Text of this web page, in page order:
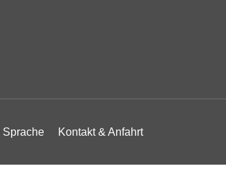
Sprache Kontakt & Anfahrt